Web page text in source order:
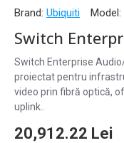
Brand: Ubiquiti Model:
Switch Enterprise
proiectat pentru
video prin fibră optică,
uplink..
20,912.22 Lei